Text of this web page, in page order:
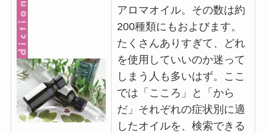
アロマオイル。その数は約
200種類にもおよびます。
たくさんありすぎて、どれ
を使用していいのか迷って
しまう人も多いはず。ここ
では「こころ」と「から
だ」それぞれの症状別に適
したオイルを、検索できる